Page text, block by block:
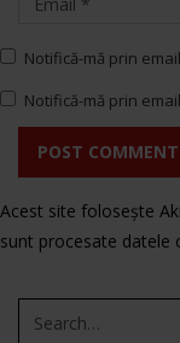
Notifică-mă prin
Notifică-mă prin
POST COMMENT
Acest site folosește
sunt procesate datele